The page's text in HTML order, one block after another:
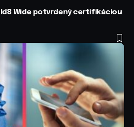
Wide potvrdený certifikáciou